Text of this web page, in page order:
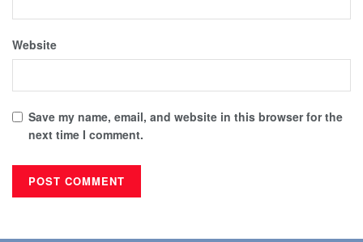
Website
Save my name, email, and website in this browser for the
next time I comment.